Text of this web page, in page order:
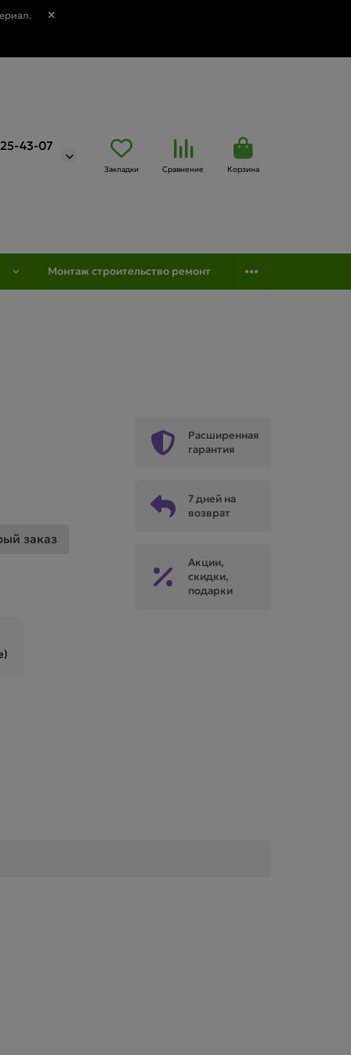
43-07
Закладки Сравнение Корзина
Монтаж строительство ремонт
заказ
Расширенная
гарантия
7 дней на
возврат
Акции,
скидки,
подарки